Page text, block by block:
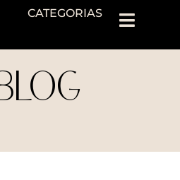
CATEGORIAS